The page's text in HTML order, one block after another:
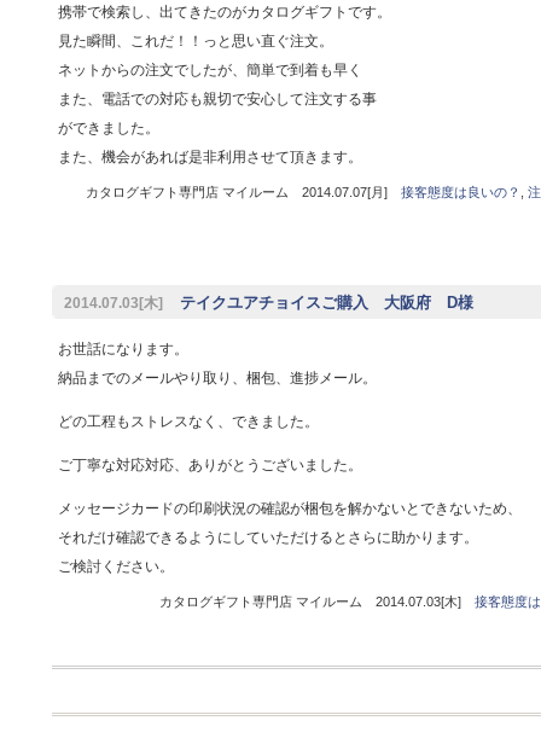
携帯で検索し、出てきたのがカタログギフトです。
見た瞬間、これだ！！っと思い直ぐ注文。
ネットからの注文でしたが、簡単で到着も早く
また、電話での対応も親切で安心して注文する事
ができました。
また、機会があれば是非利用させて頂きます。
カタログギフト専門店 マイルーム 2014.07.07[月] 接客態度は良いの？
2014.07.03[木] テイクユアチョイスご購入 大阪府 D様
お世話になります。
納品までのメールやり取り、梱包、進捗メール。
どの工程もストレスなく、できました。
ご丁寧な対応対応、ありがとうございました。
メッセージカードの印刷状況の確認が梱包を解かないとできないため、
それだけ確認できるようにしていただけるとさらに助かります。
ご検討ください。
カタログギフト専門店 マイルーム 2014.07.03[木] 接客態度